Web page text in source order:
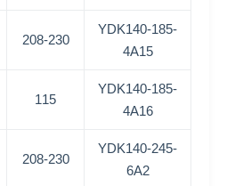
YDK140-185-
4A15
208-230
YDK140-185-
4A16
115
YDK140-245-
6A2
208-230